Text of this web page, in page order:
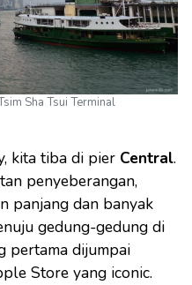
Sha Tsui Terminal
kita tiba di pier Central.
penyeberangan,
panjang dan banyak
gedung-gedung di
pertama dijumpai
Store yang iconic.